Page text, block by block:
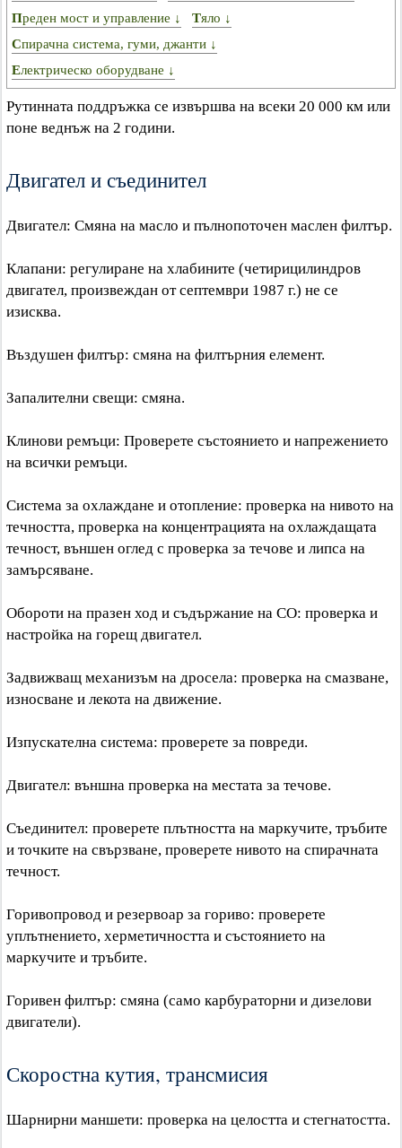
Преден мост и управление ↓
Тяло ↓
Спирачна система, гуми, джанти ↓
Електрическо оборудване ↓
Рутинната поддръжка се извършва на всеки 20 000 км или
поне веднъж на 2 години.
Двигател и съединител
Двигател: Смяна на масло и пълнопоточен маслен филтър.
Клапани: регулиране на хлабините (четирицилиндров
двигател, произвеждан от септември 1987 г.) не се
изисква.
Въздушен филтър: смяна на филтърния елемент.
Запалителни свещи: смяна.
Клинови ремъци: Проверете състоянието и напрежението
на всички ремъци.
Система за охлаждане и отопление: проверка на нивото на
течността, проверка на концентрацията на охлаждащата
течност, външен оглед с проверка за течове и липса на
замърсяване.
Обороти на празен ход и съдържание на CO: проверка и
настройка на горещ двигател.
Задвижващ механизъм на дросела: проверка на смазване,
износване и лекота на движение.
Изпускателна система: проверете за повреди.
Двигател: външна проверка на местата за течове.
Съединител: проверете плътността на маркучите, тръбите
и точките на свързване, проверете нивото на спирачната
течност.
Горивопровод и резервоар за гориво: проверете
уплътнението, херметичността и състоянието на
маркучите и тръбите.
Горивен филтър: смяна (само карбураторни и дизелови
двигатели).
Скоростна кутия, трансмисия
Шарнирни маншети: проверка на целостта и стегнатостта.